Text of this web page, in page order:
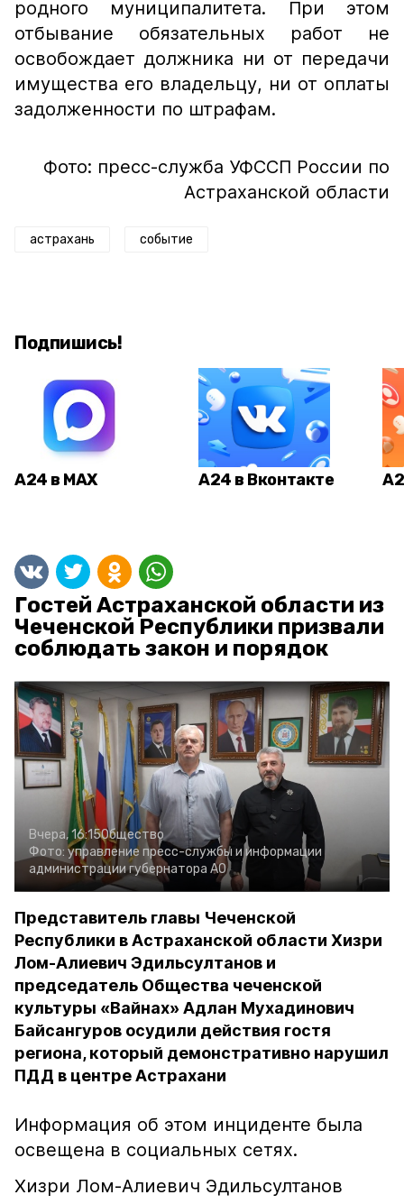
родного муниципалитета. При этом
отбывание обязательных работ не
освобождает должника ни от передачи
имущества его владельцу, ни от оплаты
задолженности по штрафам.
Фото: пресс-служба УФССП России по
Астраханской области
астрахань событие
Подпишись!
А24 в MAX А24 в Вконтакте
Гостей Астраханской области из
Чеченской Республики призвали
соблюдать закон и порядок
Вчера, 16:15Общество
Фото: управление пресс-службы и информации
администрации губернатора АО
Представитель главы Чеченской
Республики в Астраханской области Хизри
Лом-Алиевич Эдильсултанов и
председатель Общества чеченской
культуры «Вайнах» Адлан Мухадинович
Байсангуров осудили действия гостя
региона, который демонстративно нарушил
ПДД в центре Астрахани
Информация об этом инциденте была
освещена в социальных сетях.
Хизри Лом-Алиевич Эдильсултанов